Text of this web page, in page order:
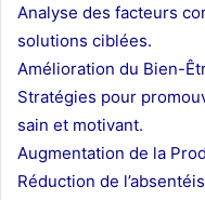
Analyse des facteurs
solutions ciblées.
Amélioration du Bien-
Stratégies pour
sain et motivant.
Augmentation de la
Réduction de